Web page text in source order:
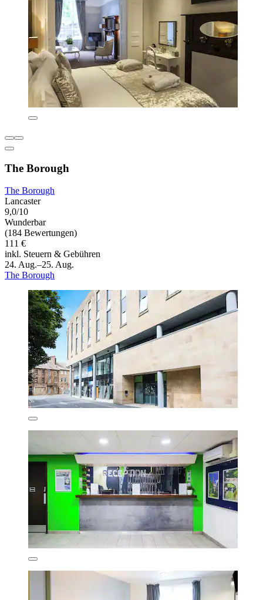
The Borough
The Borough
Lancaster
9,0/10
Wunderbar
(184 Bewertungen)
111 €
inkl. Steuern & Gebühren
24. Aug.–25. Aug.
The Borough